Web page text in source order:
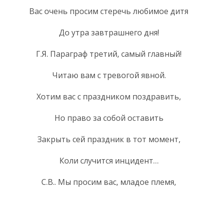
Вас очень просим стеречь любимое дитя
До утра завтрашнего дня!
Г.Я. Параграф третий, самый главный!
Читаю вам с тревогой явной.
Хотим вас с праздником поздравить,
Но право за собой оставить
Закрыть сей праздник в тот момент,
Коли случится инцидент…
С.В.. Мы просим вас, младое племя,